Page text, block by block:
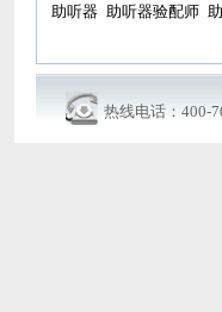
助听器 助听器验配师
热线电话：400-